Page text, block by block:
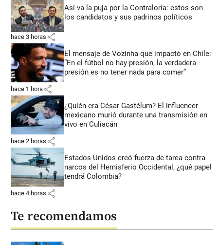
Así va la puja por la Contraloría: estos son
los candidatos y sus padrinos políticos
hace 3 horas share
El mensaje de Vozinha que impactó en Chile:
“En el fútbol no hay presión, la verdadera
presión es no tener nada para comer”
hace 1 hora share
¿Quién era César Gastélum? El influencer
mexicano murió durante una transmisión en
vivo en Culiacán
hace 2 horas share
Estados Unidos creó fuerza de tarea contra
narcos del Hemisferio Occidental, ¿qué papel
tendrá Colombia?
hace 4 horas share
Te recomendamos